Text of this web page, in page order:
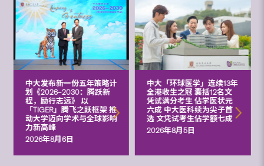
中大发布新一份五年策略计
划《2026‒2030：腾跃新
程，励行志远》 以
「TIGER」腾飞之跃框架 推
动大学迈向学术与全球影响
力新高峰
2026年8月6日
中大「环球医学」连续13年
全港收生之冠 囊括12名文
凭试满分考生 佔学医状元
六成 中大医科续为尖子首
选 文凭试考生佔学额七成
2026年8月5日